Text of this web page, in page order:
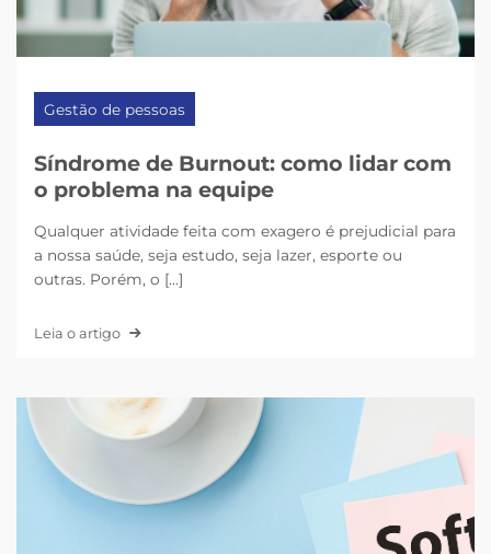
Gestão de pessoas
Síndrome de Burnout: como lidar com
o problema na equipe
Qualquer atividade feita com exagero é prejudicial para
a nossa saúde, seja estudo, seja lazer, esporte ou
outras. Porém, o [...]
Leia o artigo